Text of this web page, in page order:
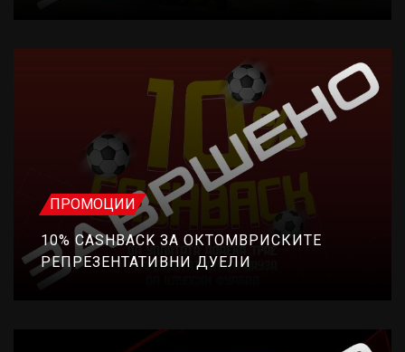
ПРОМОЦИИ
10% CASHBACK ЗА ОКТОМВРИСКИТЕ
РЕПРЕЗЕНТАТИВНИ ДУЕЛИ